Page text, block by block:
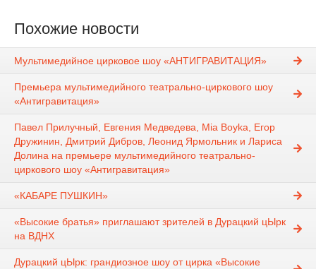
Похожие новости
Мультимедийное цирковое шоу «АНТИГРАВИТАЦИЯ»
Премьера мультимедийного театрально-циркового шоу
«Антигравитация»
Павел Прилучный, Евгения Медведева, Mia Boyka, Егор
Дружинин, Дмитрий Дибров, Леонид Ярмольник и Лариса
Долина на премьере мультимедийного театрально-
циркового шоу «Антигравитация»
«КАБАРЕ ПУШКИН»
«Высокие братья» приглашают зрителей в Дурацкий цЫрк
на ВДНХ
Дурацкий цЫрк: грандиозное шоу от цирка «Высокие